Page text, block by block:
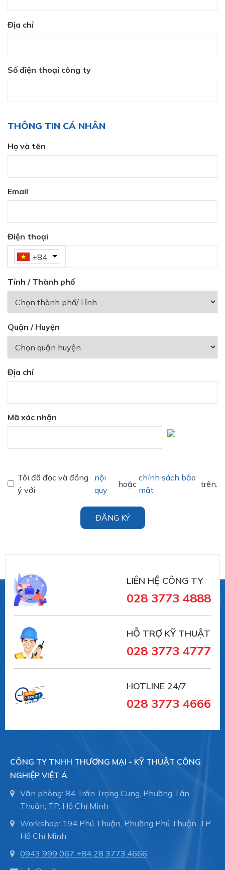
Địa chỉ
Số điện thoại công ty
THÔNG TIN CÁ NHÂN
Họ và tên
Email
Điện thoại
+84
Tỉnh / Thành phố
Quận / Huyện
Địa chỉ
Mã xác nhận
Tôi đã đọc và đồng
ý với
nội
quy
hoặc
chính sách bảo
mật
trên.
ĐĂNG KÝ
LIÊN HỆ CÔNG TY
028 3773 4888
HỖ TRỢ KỸ THUẬT
028 3773 4777
HOTLINE 24/7
028 3773 4666
CÔNG TY TNHH THƯƠNG MẠI - KỸ THUẬT CÔNG
NGHIỆP VIỆT Á
Văn phòng: 84 Trần Trọng Cung, Phường Tân
Thuận, TP. Hồ Chí Minh
Workshop: 194 Phú Thuận, Phường Phú Thuận, TP.
Hồ Chí Minh
0943 999 067 +84 28 3773.4666